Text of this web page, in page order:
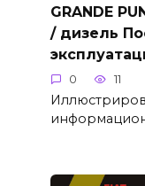
GRANDE
/ дизель
0 11